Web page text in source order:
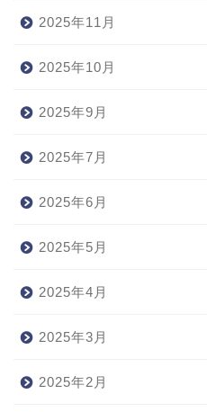
2025年11月
2025年10月
2025年9月
2025年7月
2025年6月
2025年5月
2025年4月
2025年3月
2025年2月